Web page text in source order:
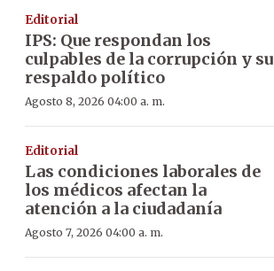
Editorial
IPS: Que respondan los
culpables de la corrupción y su
respaldo político
Agosto 8, 2026 04:00 a. m.
Editorial
Las condiciones laborales de
los médicos afectan la
atención a la ciudadanía
Agosto 7, 2026 04:00 a. m.